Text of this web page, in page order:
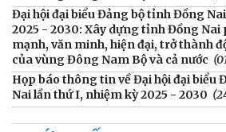
Đại hội đại biểu Đảng bộ tỉnh Đồng
2025 - 2030: Xây dựng tỉnh Đồng
mạnh, văn minh, hiện đại, trở thành
của vùng Đông Nam Bộ và cả nước
Họp báo thông tin về Đại hội đại biểu
Nai lần thứ I, nhiệm kỳ 2025 - 2030